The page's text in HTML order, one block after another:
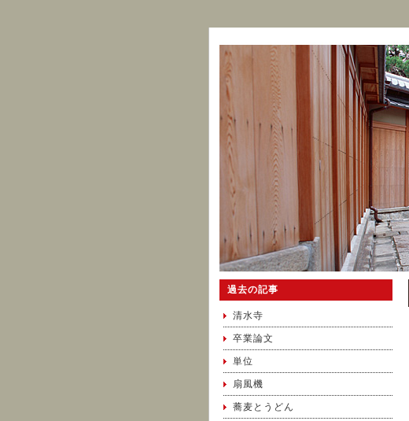
過去の記事
清水寺
卒業論文
単位
扇風機
蕎麦とうどん